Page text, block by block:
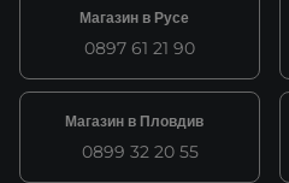
Магазин в Русе
0897 61 21 90
Магазин в Пловдив
0899 32 20 55